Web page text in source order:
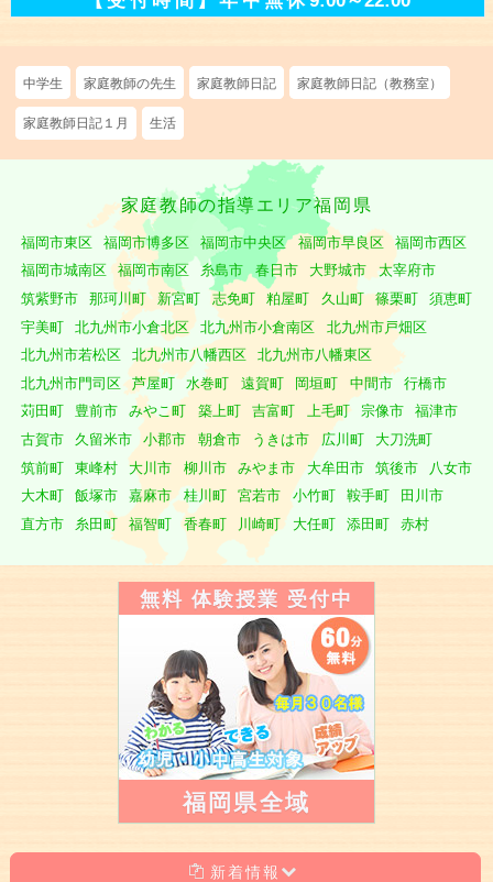
中学生 家庭教師の先生 家庭教師日記 家庭教師日記（教務室）
家庭教師日記１月 生活
家庭教師の指導エリア福岡県
福岡市東区 福岡市博多区 福岡市中央区 福岡市早良区
福岡市西区
福岡市城南区
福岡市南区 糸島市 春日市 大野城市
太宰府市
筑紫野市
那珂川町 新宮町 志免町 粕屋町 久山町 篠栗町
須恵町
宇美町
北九州市小倉北区 北九州市小倉南区
北九州市戸畑区
北九州市若松区
北九州市八幡西区
北九州市八幡東区
北九州市門司区
芦屋町 水巻町 遠賀町 岡垣町 中間市
行橋市
苅田町
豊前市 みやこ町 築上町 吉富町 上毛町 宗像市
福津市
古賀市
久留米市 小郡市 朝倉市 うきは市 広川町
大刀洗町
筑前町
東峰村 大川市 柳川市 みやま市 大牟田市 筑後市
八女市
大木町
飯塚市 嘉麻市 桂川町 宮若市 小竹町 鞍手町
田川市
直方市
糸田町 福智町 香春町 川崎町 大任町 添田町 赤村
無料 体験授業 受付中
福岡県全域
新着情報